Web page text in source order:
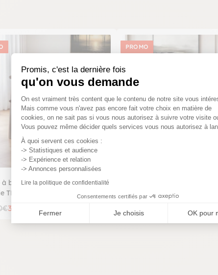
Promis, c'est la dernière fois
qu'on vous demande
Plateforme de Gestion du
On est vraiment très content que le contenu de notre site vous
Mais comme vous n'avez pas encore fait votre choix en matière de
cookies, on ne sait pas si vous nous autorisez à suivre votre visite
Vous pouvez même décider quels services vous nous autorisez à
À quoi servent ces cookies :
-> Statistiques et audience
-> Expérience et relation
-> Annonces personnalisées
Lire la politique de confidentialité
Consentements certifiés par
Fermer Je choisis OK pour
à barreaux en bois brun - assise
TENA
318,75€
PROMO
Table ronde en bois effet
⌀120 cm TENA
1 249,00€ 1 061,65€